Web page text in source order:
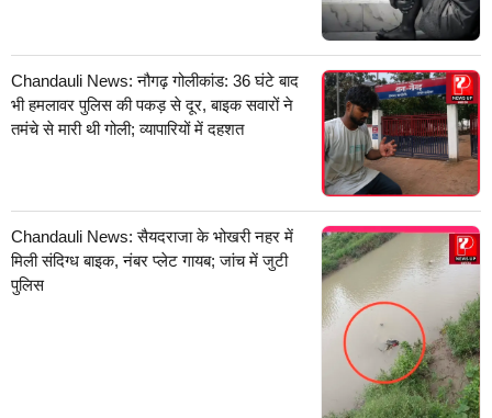
Chandauli News: नौगढ़ गोलीकांड: 36 घंटे बाद
भी हमलावर पुलिस की पकड़ से दूर, बाइक सवारों ने
तमंचे से मारी थी गोली; व्यापारियों में दहशत
Chandauli News: सैयदराजा के भोखरी नहर में
मिली संदिग्ध बाइक, नंबर प्लेट गायब; जांच में जुटी
पुलिस